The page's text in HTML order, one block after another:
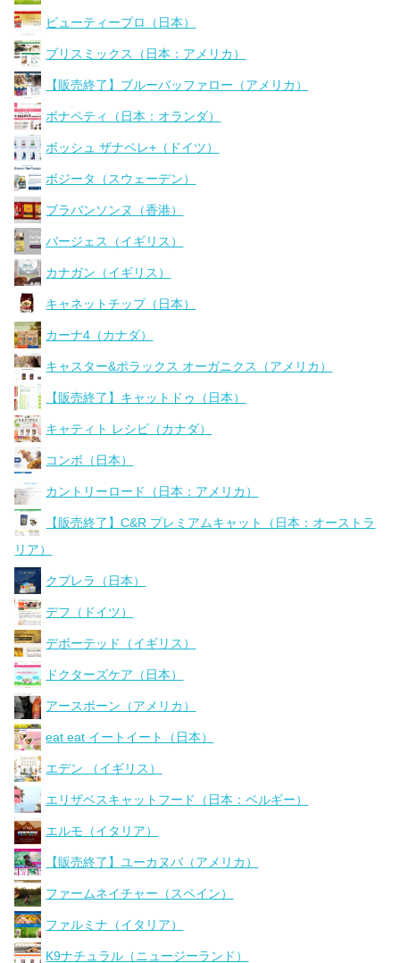
ビューティープロ（日本）
ブリスミックス（日本：アメリカ）
【販売終了】ブルーバッファロー（アメリカ）
ボナペティ（日本：オランダ）
ボッシュ ザナベレ+（ドイツ）
ボジータ（スウェーデン）
ブラバンソンヌ（香港）
バージェス（イギリス）
カナガン（イギリス）
キャネットチップ（日本）
カーナ4（カナダ）
キャスター&ポラックス オーガニクス（アメリカ）
【販売終了】キャットドゥ（日本）
キャティト レシピ（カナダ）
コンボ（日本）
カントリーロード（日本：アメリカ）
【販売終了】C&R プレミアムキャット（日本：オーストラ
リア）
クプレラ（日本）
デフ（ドイツ）
デボーテッド（イギリス）
ドクターズケア（日本）
アースボーン（アメリカ）
eat eat イートイート（日本）
エデン （イギリス）
エリザベスキャットフード（日本：ベルギー）
エルモ（イタリア）
【販売終了】ユーカヌバ（アメリカ）
ファームネイチャー（スペイン）
ファルミナ（イタリア）
K9ナチュラル（ニュージーランド）